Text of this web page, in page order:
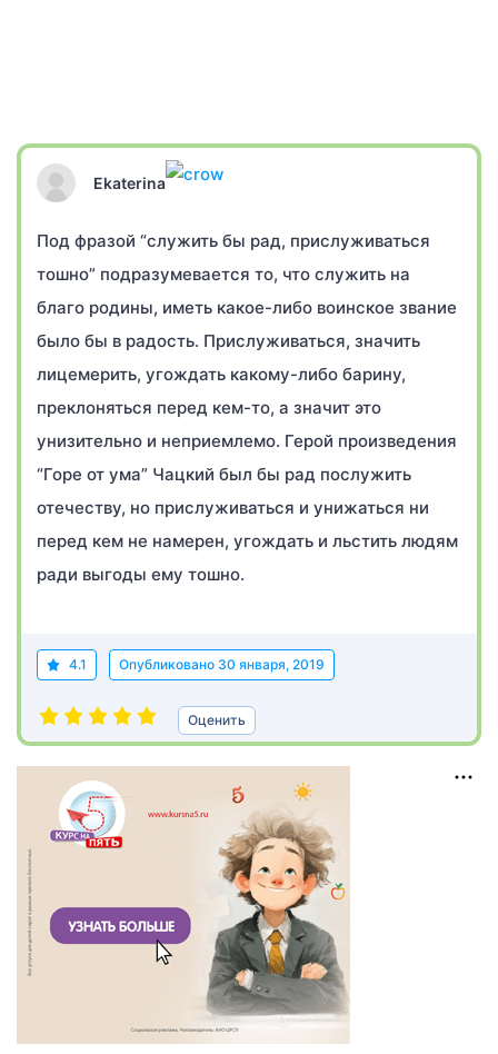
Ekaterina
Под фразой “служить бы рад, прислуживаться
тошно” подразумевается то, что служить на
благо родины, иметь какое-либо воинское звание
было бы в радость. Прислуживаться, значить
лицемерить, угождать какому-либо барину,
преклоняться перед кем-то, а значит это
унизительно и неприемлемо. Герой произведения
“Горе от ума” Чацкий был бы рад послужить
отечеству, но прислуживаться и унижаться ни
перед кем не намерен, угождать и льстить людям
ради выгоды ему тошно.
4.1 Опубликовано 30 января, 2019
Оценить